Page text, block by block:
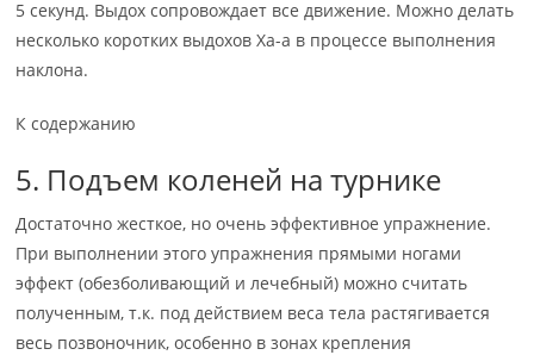
5 секунд. Выдох сопровождает все движение. Можно делать
несколько коротких выдохов Ха-а в процессе выполнения
наклона.
К содержанию
5. Подъем коленей на турнике
Достаточно жесткое, но очень эффективное упражнение.
При выполнении этого упражнения прямыми ногами
эффект (обезболивающий и лечебный) можно считать
полученным, т.к. под действием веса тела растягивается
весь позвоночник, особенно в зонах крепления